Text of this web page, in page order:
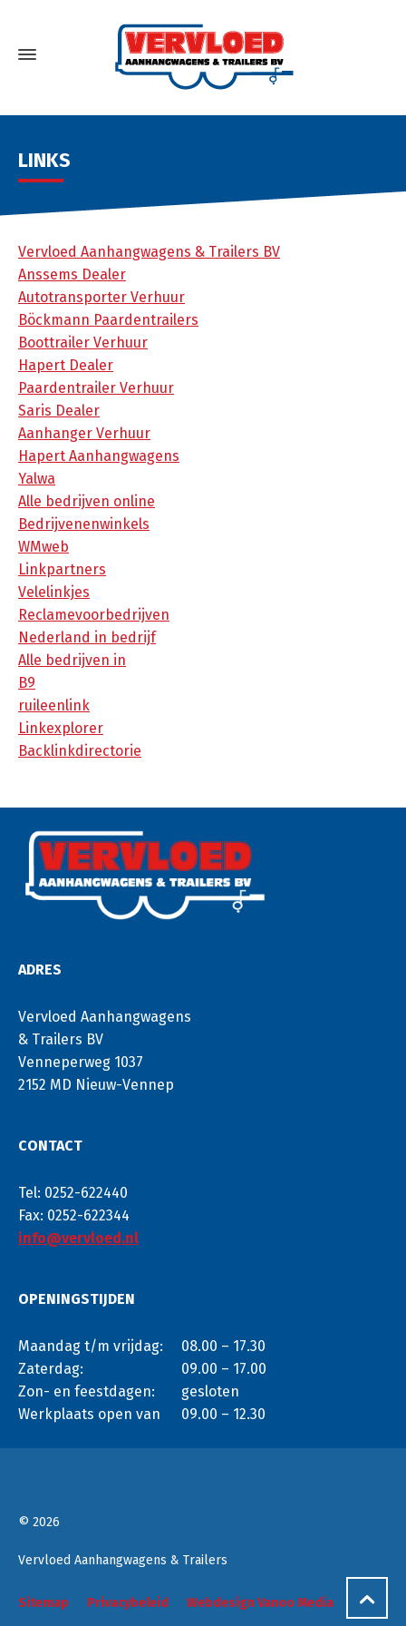
LINKS
Vervloed Aanhangwagens & Trailers BV
Anssems Dealer
Autotransporter Verhuur
Böckmann Paardentrailers
Boottrailer Verhuur
Hapert Dealer
Paardentrailer Verhuur
Saris Dealer
Aanhanger Verhuur
Hapert Aanhangwagens
Yalwa
Alle bedrijven online
Bedrijvenenwinkels
WMweb
Linkpartners
Velelinkjes
Reclamevoorbedrijven
Nederland in bedrijf
Alle bedrijven in
B9
ruileenlink
Linkexplorer
Backlinkdirectorie
ADRES
Vervloed Aanhangwagens
& Trailers BV
Venneperweg 1037
2152 MD Nieuw-Vennep
CONTACT
Tel: 0252-622440
Fax: 0252-622344
info@vervloed.nl
OPENINGSTIJDEN
Maandag t/m vrijdag:
08.00 – 17.30
Zaterdag:
09.00 – 17.00
Zon- en feestdagen:
gesloten
Werkplaats open van
09.00 – 12.30
© 2026
Vervloed Aanhangwagens & Trailers
Sitemap Privacybeleid Webdesign Vanoo Media